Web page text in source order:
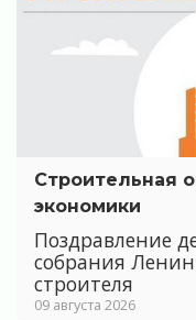
Строительная
экономики
Поздравление
собрания
строителя
09 августа 2026